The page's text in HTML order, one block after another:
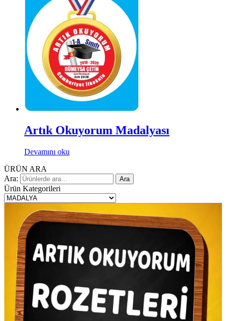
Artık Okuyorum Madalyası
Devamını oku
ÜRÜN ARA
Ara:
Ara
Ürün Kategorileri